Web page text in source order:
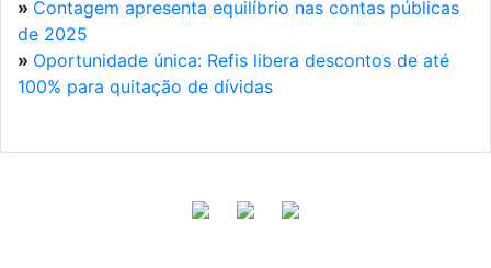
» Contagem apresenta equilíbrio nas contas públicas
de 2025
» Oportunidade única: Refis libera descontos de até
100% para quitação de dívidas